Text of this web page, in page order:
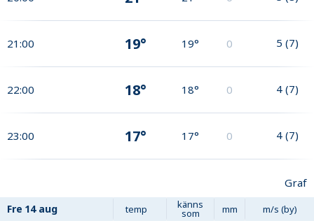
21:00 19° 19° 0 5 (7)
22:00 18° 18° 0 4 (7)
23:00 17° 17° 0 4 (7)
Graf
Fre 14 aug temp känns
som mm m/s (by)